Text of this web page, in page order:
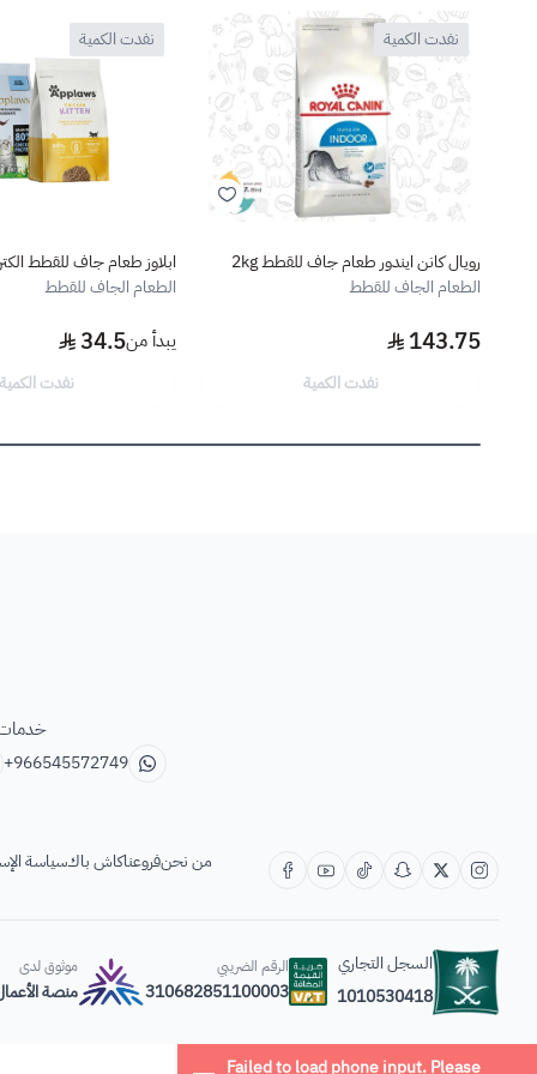
نفدت الكمية
رويال كانن ايندور طعام جاف للقطط 2kg
الطعام الجاف للقطط
143.75
نفدت الكمية
نفدت الكمية
ابلاوز طعام جاف للقطط
الطعام الجاف للقطط
يبدأ من34.5
نفدت الكمية
خدمات
+966545572749
من نحنفروعناكاش باكسياسة
السجل التجاري
1010530418
الرقم الضريبي
310682851100003
موثوق لدى
منصة